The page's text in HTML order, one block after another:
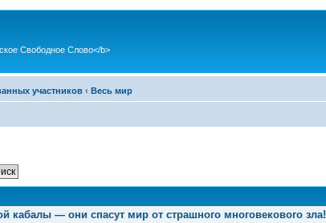
Свободное Слово</b>
участников ‹ Весь мир
кабалы — они спасут мир от страшного многовекового зла!